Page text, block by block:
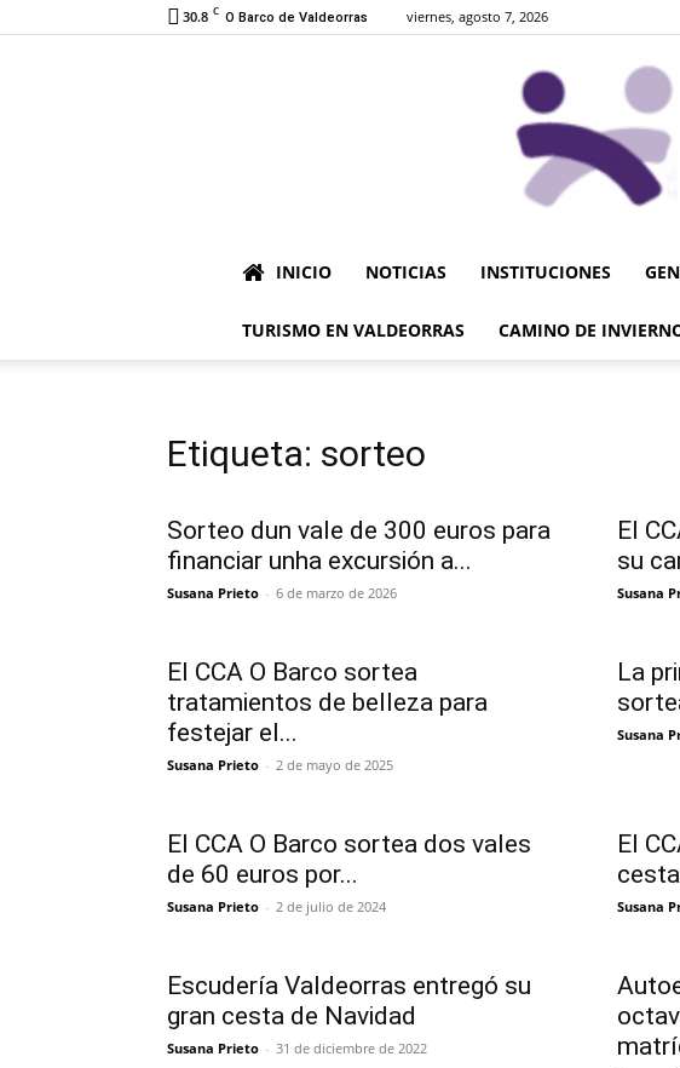
30.8 C O Barco de Valdeorras viernes, agosto 7, 2026
INICIO NOTICIAS INSTITUCIONES
TURISMO EN VALDEORRAS CAMINO DE
Etiqueta: sorteo
Sorteo dun vale de 300 euros para
financiar unha excursión a...
Susana Prieto - 6 de marzo de 2026
El
su
Susana
El CCA O Barco sortea
tratamientos de belleza para
festejar el...
Susana Prieto - 2 de mayo de 2025
La
Susana
El CCA O Barco sortea dos vales
de 60 euros por...
Susana Prieto - 2 de julio de 2024
El
Susana
Escudería Valdeorras entregó su
gran cesta de Navidad
Susana Prieto - 31 de diciembre de 2022